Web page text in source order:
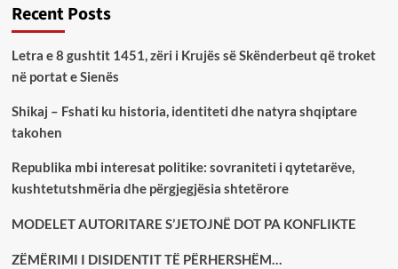
Recent Posts
Letra e 8 gushtit 1451, zëri i Krujës së Skënderbeut që troket
në portat e Sienës
Shikaj – Fshati ku historia, identiteti dhe natyra shqiptare
takohen
Republika mbi interesat politike: sovraniteti i qytetarëve,
kushtetutshmëria dhe përgjegjësia shtetërore
MODELET AUTORITARE S’JETOJNË DOT PA KONFLIKTE
ZËMËRIMI I DISIDENTIT TË PËRHERSHËM…